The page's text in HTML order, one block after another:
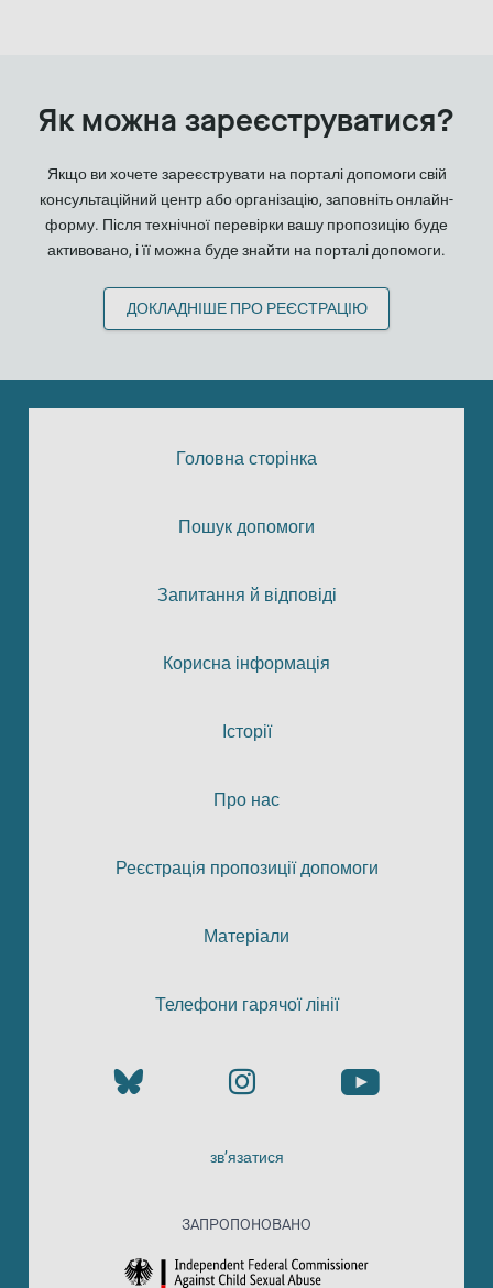
Як можна зареєструватися?
Якщо ви хочете зареєструвати на порталі допомоги свій
консультаційний центр або організацію, заповніть онлайн-
форму. Після технічної перевірки вашу пропозицію буде
активовано, і її можна буде знайти на порталі допомоги.
ДОКЛАДНІШЕ ПРО РЕЄСТРАЦІЮ
Головна сторінка
Пошук допомоги
Запитання й відповіді
Корисна інформація
Історії
Про нас
Реєстрація пропозиції допомоги
Матеріали
Телефони гарячої лінії
зв’язатися
ЗАПРОПОНОВАНО